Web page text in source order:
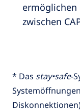
ermöglichen
zwischen
* Das stay•safe-